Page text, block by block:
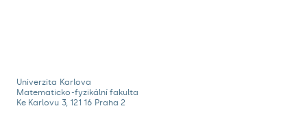
Univerzita Karlova
Matematicko-fyzikální fakulta
Ke Karlovu 3, 121 16 Praha 2